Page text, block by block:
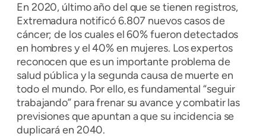
En 2020, último año del que se tienen registros,
Extremadura notificó 6.807 nuevos casos de
cáncer; de los cuales el 60% fueron detectados
en hombres y el 40% en mujeres. Los expertos
reconocen que es un importante problema de
salud pública y la segunda causa de muerte en
todo el mundo. Por ello, es fundamental “seguir
trabajando” para frenar su avance y combatir las
previsiones que apuntan a que su incidencia se
duplicará en 2040.